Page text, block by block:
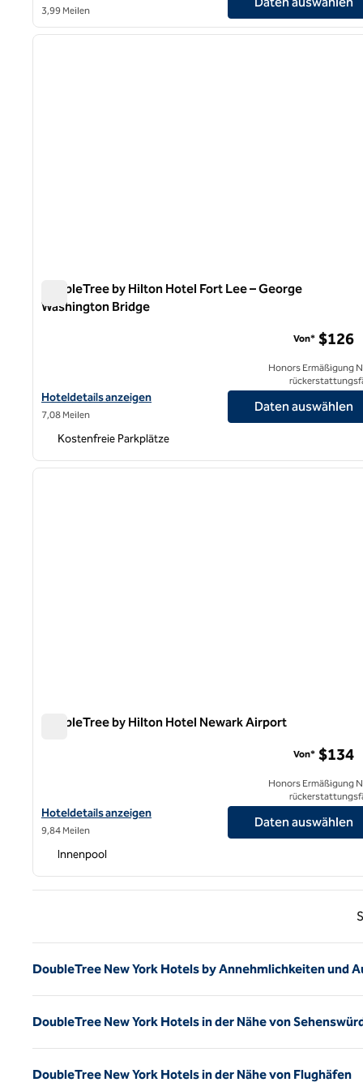
3,99 Meilen
1
1 von 12
DoubleTree by Hilton Hotel Fort Lee – George
Washington Bridge
Hoteldetails für DoubleTree by Hilton Hotel Fort Lee – George
Hoteldetails anzeigen
7,08 Meilen
Von* $126
Honors Ermäßigung
Daten auswählen
Kostenfreie Parkplätze
1 von 12
DoubleTree by Hilton Hotel Newark Airport
Hoteldetails für DoubleTree by Hilton Hotel Newark Airport
Hoteldetails anzeigen
9,84 Meilen
Von* $134
Honors Ermäßigung
Daten auswählen
Innenpool
DoubleTree New York Hotels by Annehmlichkeiten und
DoubleTree New York Hotels in der Nähe von
DoubleTree New York Hotels in der Nähe von Flughäfen